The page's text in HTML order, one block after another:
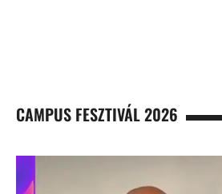
CAMPUS FESZTIVÁL 2026